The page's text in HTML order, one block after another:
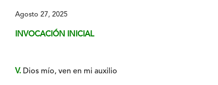
Agosto 27, 2025
INVOCACIÓN INICIAL
V. Dios mío, ven en mi auxilio